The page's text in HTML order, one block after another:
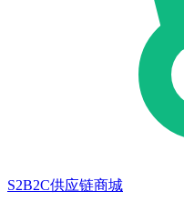
S2B2C供应链商城